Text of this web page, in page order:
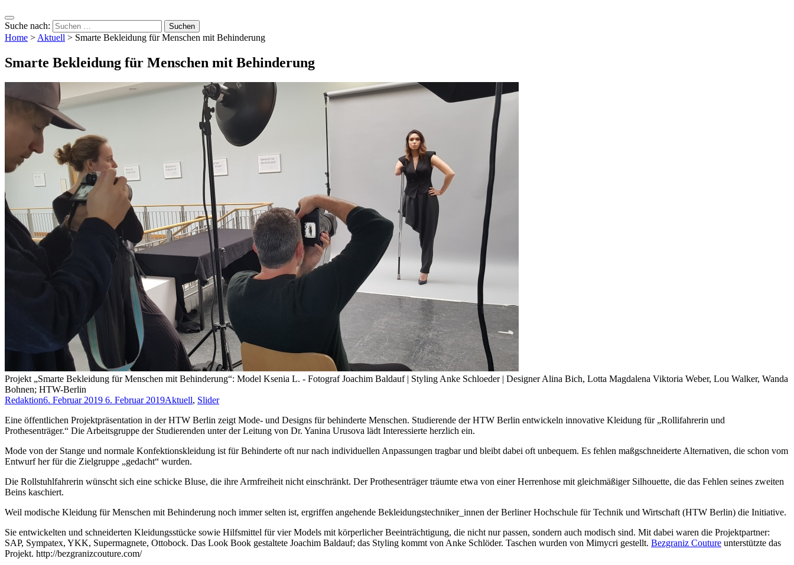
Suche nach:
Home > Aktuell > Smarte Bekleidung für Menschen mit Behinderung
Smarte Bekleidung für Menschen mit Behinderung
Projekt „Smarte Bekleidung für Menschen mit Behinderung“: Model Ksenia L. - Fotograf Joachim Baldauf | Styling Anke Schloeder | Designer Alina Bich, Lotta Magdalena Viktoria Weber, Lou Walker, Wanda
Bohnen; HTW-Berlin
Redaktion6. Februar 2019 6. Februar 2019Aktuell, Slider
Eine öffentlichen Projektpräsentation in der HTW Berlin zeigt Mode- und Designs für behinderte Menschen. Studierende der HTW Berlin entwickeln innovative Kleidung für „Rollifahrerin und
Prothesenträger.“ Die Arbeitsgruppe der Studierenden unter der Leitung von Dr. Yanina Urusova lädt Interessierte herzlich ein.
Mode von der Stange und normale Konfektionskleidung ist für Behinderte oft nur nach individuellen Anpassungen tragbar und bleibt dabei oft unbequem. Es fehlen maßgschneiderte Alternativen, die schon vom
Entwurf her für die Zielgruppe „gedacht“ wurden.
Die Rollstuhlfahrerin wünscht sich eine schicke Bluse, die ihre Armfreiheit nicht einschränkt. Der Prothesenträger träumte etwa von einer Herrenhose mit gleichmäßiger Silhouette, die das Fehlen seines zweiten
Beins kaschiert.
Weil modische Kleidung für Menschen mit Behinderung noch immer selten ist, ergriffen angehende Bekleidungstechniker_innen der Berliner Hochschule für Technik und Wirtschaft (HTW Berlin) die Initiative.
Sie entwickelten und schneiderten Kleidungsstücke sowie Hilfsmittel für vier Models mit körperlicher Beeinträchtigung, die nicht nur passen, sondern auch modisch sind. Mit dabei waren die Projektpartner:
SAP, Sympatex, YKK, Supermagnete, Ottobock. Das Look Book gestaltete Joachim Baldauf; das Styling kommt von Anke Schlöder. Taschen wurden von Mimycri gestellt. Bezgraniz Couture unterstützte das
Projekt. http://bezgranizcouture.com/